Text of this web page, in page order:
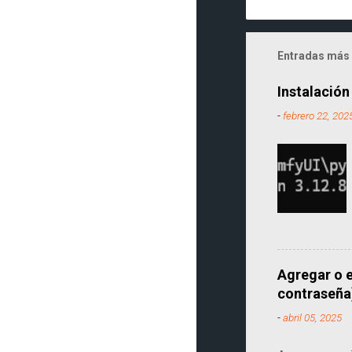
Entradas
- febrero 22,
Agregar o
-abril 05, 2025